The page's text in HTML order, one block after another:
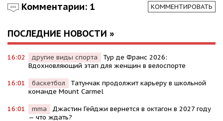
Комментарии: 1 КОММЕНТИРОВАТЬ
ПОСЛЕДНИЕ НОВОСТИ »
16:02 другие виды спорта
Тур де Франс 2026:
Вдохновляющий этап для женщин в велоспорте
16:01 баскетбол
Татунчак продолжит карьеру в школьной
команде Mount Carmel
16:01 mma
Джастин Гейджи вернется в октагон в 2027 году
— что ждать?